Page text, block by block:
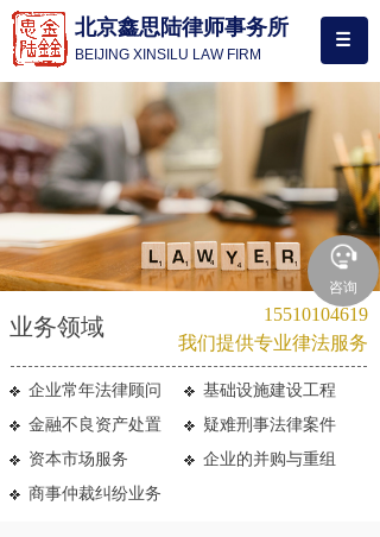
北京鑫思陆律师事务所
BEIJING XINSILU LAW FIRM
15510104619
我们提供专业律法服务
业务领域
企业常年法律顾问
基础设施建设工程
金融不良资产处置
疑难刑事法律案件
资本市场服务
企业的并购与重组
商事仲裁纠纷业务
咨询